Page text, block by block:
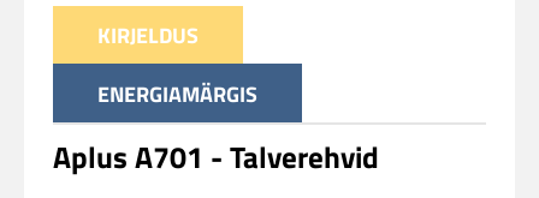
KIRJELDUS
ENERGIAMÄRGIS
Aplus A701 - Talverehvid